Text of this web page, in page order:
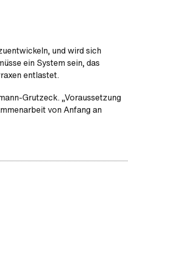
und wird sich
ein System sein, das
entlastet.
Grutzeck. „Voraussetzung
von Anfang an